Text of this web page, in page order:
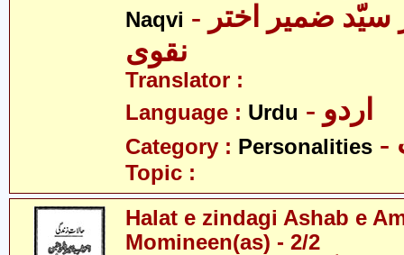
Naqvi - علامہ ڈاکٹر سیّد ضمیر اختر
نقوی
Translator :
Language : Urdu - اردو
Category : Personalities
Topic :
Halat e zindagi Ashab e
Momineen(as) - 2/2